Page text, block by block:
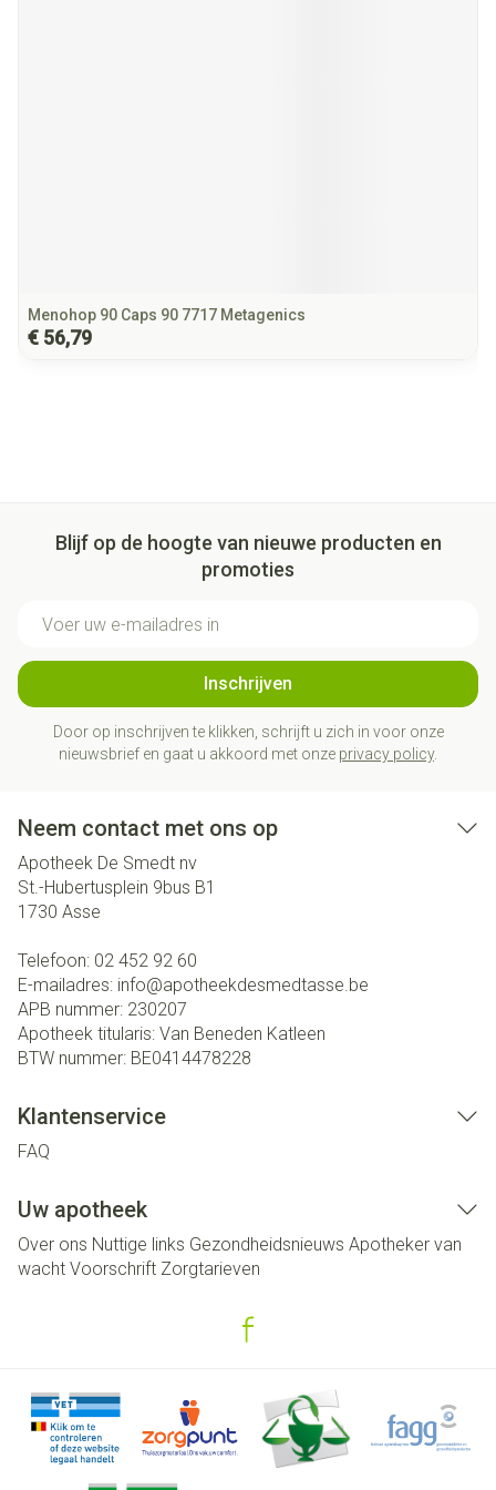
Menohop 90 Caps 90 7717 Metagenics
€ 56,79
Blijf op de hoogte van nieuwe producten en
promoties
Inschrijven
Door op inschrijven te klikken, schrijft u zich in voor onze
nieuwsbrief en gaat u akkoord met onze privacy policy.
Neem contact met ons op
Apotheek De Smedt nv
St.-Hubertusplein 9bus B1
1730 Asse
Telefoon: 02 452 92 60
E-mailadres: info@apotheekdesmedtasse.be
APB nummer: 230207
Apotheek titularis: Van Beneden Katleen
BTW nummer: BE0414478228
Klantenservice
FAQ
Uw apotheek
Over ons Nuttige links Gezondheidsnieuws Apotheker van
wacht Voorschrift Zorgtarieven